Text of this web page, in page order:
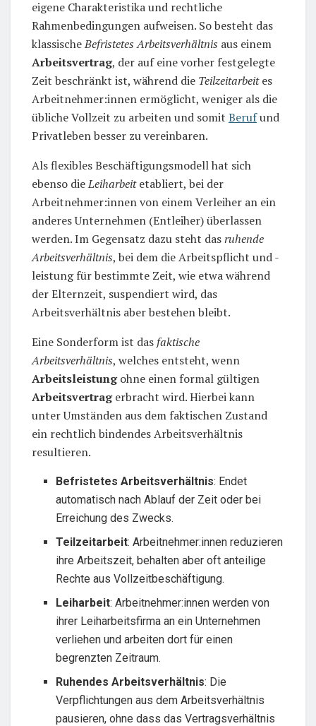
eigene Charakteristika und rechtliche
Rahmenbedingungen aufweisen. So besteht das
klassischeBefristetes Arbeitsverhältnis aus einem
Arbeitsvertrag, der auf eine vorher festgelegte
Zeit beschränkt ist, während die Teilzeitarbeites
Arbeitnehmer:innen ermöglicht, weniger als die
übliche Vollzeit zu arbeiten und somit Berufund
Privatleben besser zu vereinbaren.
Als flexibles Beschäftigungsmodell hat sich
ebenso dieLeiharbeitetabliert, bei der
Arbeitnehmer:innen von einem Verleiher an ein
anderes Unternehmen (Entleiher) überlassen
werden. Im Gegensatz dazu steht dasruhende
Arbeitsverhältnis, bei dem die Arbeitspflicht und -
leistung für bestimmte Zeit, wie etwa während
der Elternzeit, suspendiert wird, das
Arbeitsverhältnis aber bestehen bleibt.
Eine Sonderform ist das faktische
Arbeitsverhältnis, welches entsteht, wenn
Arbeitsleistungohne einen formal gültigen
Arbeitsvertragerbracht wird. Hierbei kann
unter Umständen aus dem faktischen Zustand
ein rechtlich bindendes Arbeitsverhältnis
resultieren.
Befristetes Arbeitsverhältnis: Endet
automatisch nach Ablauf der Zeit oder bei
Erreichung des Zwecks.
Teilzeitarbeit: Arbeitnehmer:innen reduzieren
ihre Arbeitszeit, behalten aber oft anteilige
Rechte aus Vollzeitbeschäftigung.
Leiharbeit: Arbeitnehmer:innen werden von
ihrer Leiharbeitsfirma an ein Unternehmen
verliehen und arbeiten dort für einen
begrenzten Zeitraum.
Ruhendes Arbeitsverhältnis: Die
Verpflichtungen aus dem Arbeitsverhältnis
pausieren, ohne dass das Vertragsverhältnis